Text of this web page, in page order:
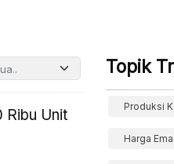
Ribu Unit
Topik
Produksi
Harga